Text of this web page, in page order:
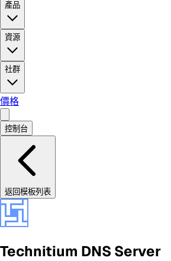
產品
資源
社群
價格
控制台
返回模板列表
Technitium DNS Server